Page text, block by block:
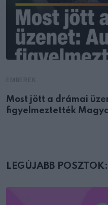
Most jött a drámai
figyelmeztették
LEGÚJABB POSZTOK: